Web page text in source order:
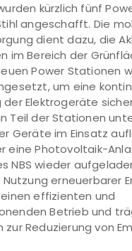
kürzlich fünf
angeschafft. Die
dient dazu, die
im Bereich der
Power Stationen
um eine
der Elektrogeräte
Teil der Stationen
Geräte im Einsatz
eine Photovoltaik-
NBS wieder
erneuerbarer
effizienten und
Betrieb und
Reduzierung von